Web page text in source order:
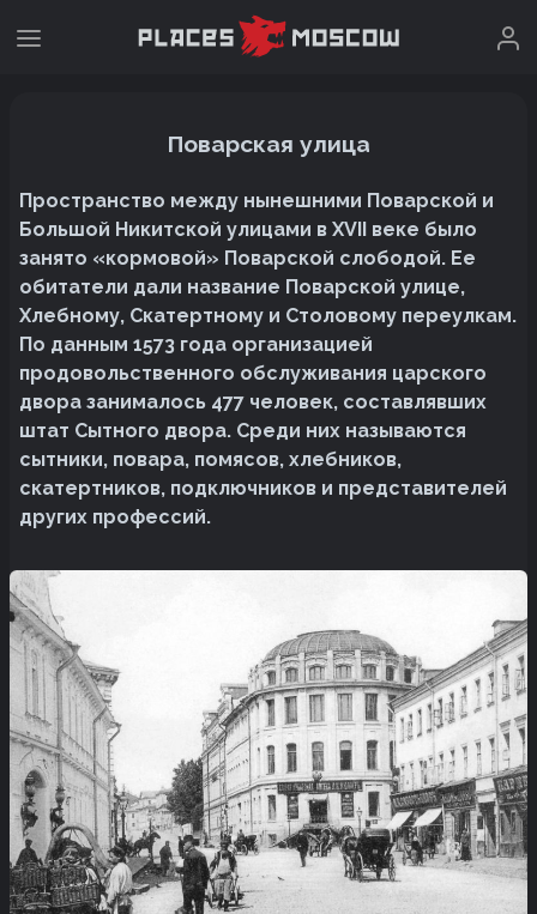
Поварская улица
Пространство между нынешними Поварской и
Большой Никитской улицами в XVII веке было
занято «кормовой» Поварской слободой. Ее
обитатели дали название Поварской улице,
Хлебному, Скатертному и Столовому переулкам.
По данным 1573 года организацией
продовольственного обслуживания царского
двора занималось 477 человек, составлявших
штат Сытного двора. Среди них называются
сытники, повара, помясов, хлебников,
скатертников, подключников и представителей
других профессий.